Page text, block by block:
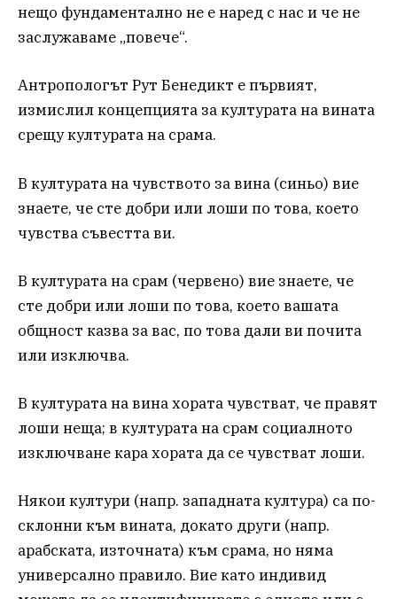
нещо фундаментално не е наред с нас и че не
заслужаваме „повече“.
Антропологът Рут Бенедикт е първият,
измислил концепцията за културата на вината
срещу културата на срама.
В културата на чувството за вина (синьо) вие
знаете, че сте добри или лоши по това, което
чувства съвестта ви.
В културата на срам (червено) вие знаете, че
сте добри или лоши по това, което вашата
общност казва за вас, по това дали ви почита
или изключва.
В културата на вина хората чувстват, че правят
лоши неща; в културата на срам социалното
изключване кара хората да се чувстват лоши.
Някои култури (напр. западната култура) са по-
склонни към вината, докато други (напр.
арабската, източната) към срама, но няма
универсално правило. Вие като индивид